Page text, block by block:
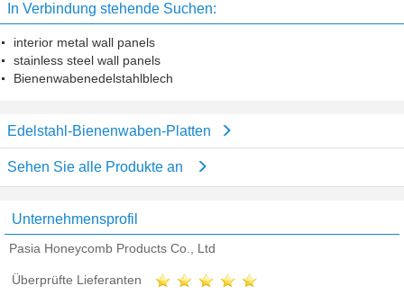
In Verbindung stehende Suchen:
interior metal wall panels
stainless steel wall panels
Bienenwabenedelstahlblech
Edelstahl-Bienenwaben-Platten
Sehen Sie alle Produkte an
Unternehmensprofil
Pasia Honeycomb Products Co., Ltd
Überprüfte Lieferanten